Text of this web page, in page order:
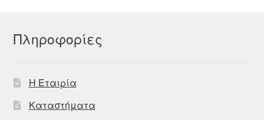
Πληροφορίες
Η Εταιρία
Καταστήματα